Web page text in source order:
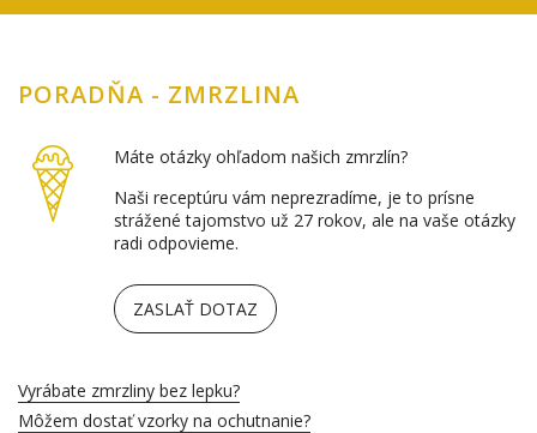
PORADŇA - ZMRZLINA
Máte otázky ohľadom našich zmrzlín?
Naši receptúru vám neprezradíme, je to prísne
strážené tajomstvo už 27 rokov, ale na vaše otázky
radi odpovieme.
ZASLAŤ DOTAZ
Vyrábate zmrzliny bez lepku?
Môžem dostať vzorky na ochutnanie?